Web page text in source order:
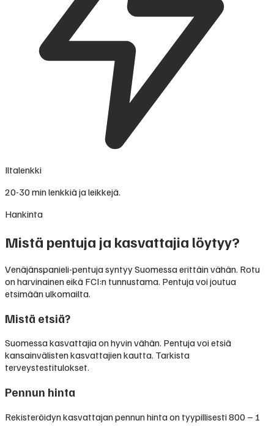
Iltalenkki
20-30 min lenkkiä ja leikkejä.
Hankinta
Mistä pentuja ja kasvattajia löytyy?
Venäjänspanieli-pentuja syntyy Suomessa erittäin vähän. Rotu
on harvinainen eikä FCI:n tunnustama. Pentuja voi joutua
etsimään ulkomailta.
Mistä etsiä?
Suomessa kasvattajia on hyvin vähän. Pentuja voi etsiä
kansainvälisten kasvattajien kautta. Tarkista
terveystestitulokset.
Pennun hinta
Rekisteröidyn kasvattajan pennun hinta on tyypillisesti800 – 1